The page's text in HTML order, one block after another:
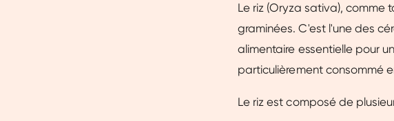
Le riz (Oryza sativa), comme
graminées. C'est l'une des
alimentaire essentielle pour
particulièrement consommé
Le riz est composé de